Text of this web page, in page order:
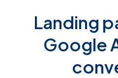
Landing
Google